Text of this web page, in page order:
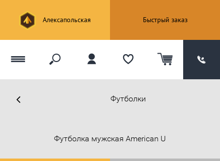
Алексапольская Быстрый заказ
Футболки
Футболка мужская American U